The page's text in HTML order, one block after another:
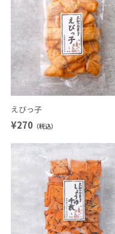
えびっ子
¥270（税込）